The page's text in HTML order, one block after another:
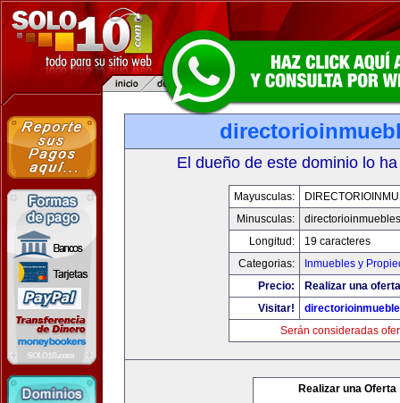
El dueño de este dominio lo
Mayusculas:
Minusculas:
Longitud:
19 caracteres
Categorias:
Inmuebles y
Precio:
Realizar una
Visitar!
Serán consideradas
Realizar una Oferta